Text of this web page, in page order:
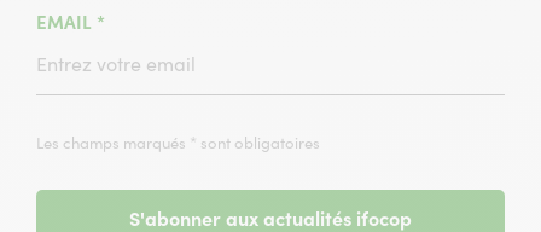
EMAIL *
Les champs marqués * sont obligatoires
S'abonner aux actualités ifocop